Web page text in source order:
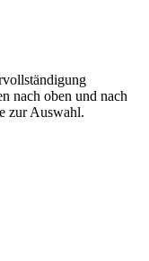
nach oben und nach
zur Auswahl.